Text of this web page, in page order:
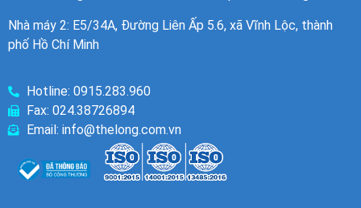
Nhà máy 2: E5/34A, Đường Liên Ấp 5.6, xã Vĩnh Lộc, thành
phố Hồ Chí Minh
Hotline: 0915.283.960
Fax: 024.38726894
Email: info@thelong.com.vn